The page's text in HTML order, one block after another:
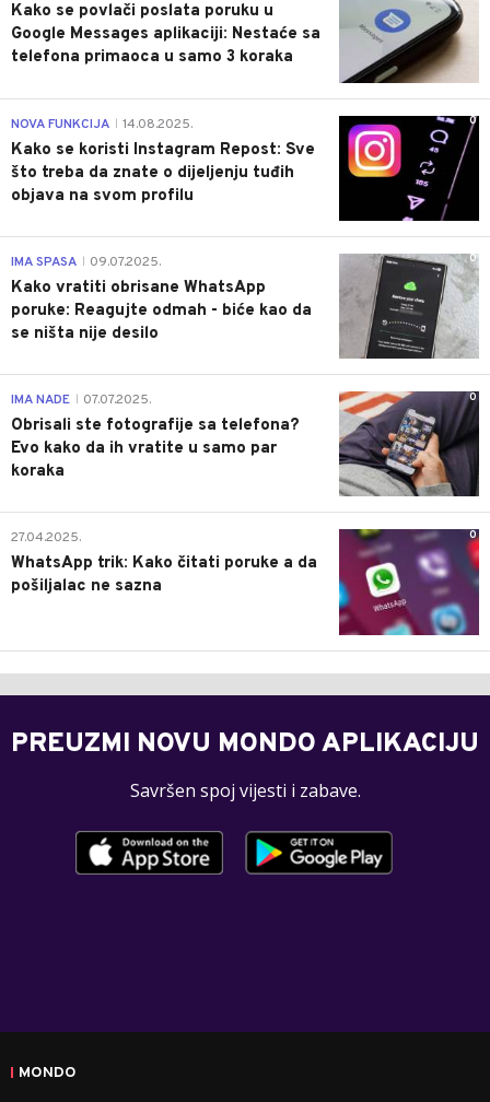
Kako se povlači poslata poruku u
Google Messages aplikaciji: Nestaće sa
telefona primaoca u samo 3 koraka
0
NOVA FUNKCIJA 14.08.2025.
Kako se koristi Instagram Repost: Sve
što treba da znate o dijeljenju tuđih
objava na svom profilu
0
IMA SPASA 09.07.2025.
Kako vratiti obrisane WhatsApp
poruke: Reagujte odmah - biće kao da
se ništa nije desilo
0
IMA NADE 07.07.2025.
Obrisali ste fotografije sa telefona?
Evo kako da ih vratite u samo par
koraka
0
27.04.2025.
WhatsApp trik: Kako čitati poruke a da
pošiljalac ne sazna
PREUZMI NOVU MONDO APLIKACIJU
Savršen spoj vijesti i zabave.
MONDO